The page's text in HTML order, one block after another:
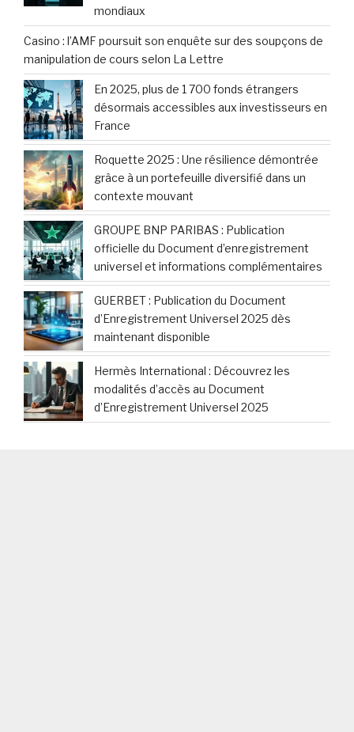
mondiaux
Casino : l’AMF poursuit son enquête sur des soupçons de
manipulation de cours selon La Lettre
En 2025, plus de 1 700 fonds étrangers
désormais accessibles aux investisseurs en
France
Roquette 2025 : Une résilience démontrée
grâce à un portefeuille diversifié dans un
contexte mouvant
GROUPE BNP PARIBAS : Publication
officielle du Document d’enregistrement
universel et informations complémentaires
GUERBET : Publication du Document
d’Enregistrement Universel 2025 dès
maintenant disponible
Hermès International : Découvrez les
modalités d’accès au Document
d’Enregistrement Universel 2025